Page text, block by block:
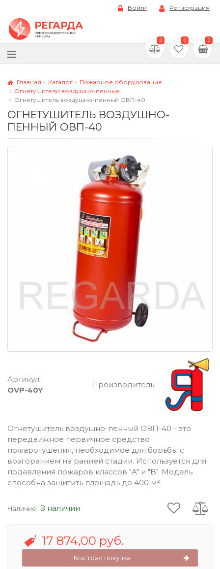
Войти Регистрация
0 0 0
Главная Каталог
Пожарное оборудование
Огнетушители воздушно-пенные
Огнетушитель воздушно-пенный ОВП-40
ОГНЕТУШИТЕЛЬ ВОЗДУШНО-
ПЕННЫЙ ОВП-40
Артикул:
OVP-40Y
Производитель:
Огнетушитель воздушно-пенный ОВП-40 - это
передвижное первичное средство
пожаротушения, необходимое для борьбы с
возгоранием на ранней стадии. Используется для
подавления пожаров классов "A" и "B". Модель
способна защитить площадь до 400 м².
Наличие: В наличии
17 874,00 руб.
Быстрая покупка